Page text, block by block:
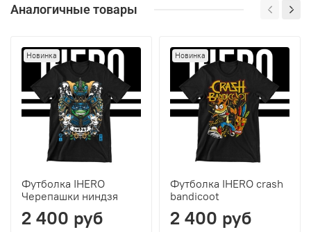
Аналогичные товары
Новинка
Футболка IHERO
Черепашки ниндзя
2 400 руб
Новинка
Футболка IHERO crash
bandicoot
2 400 руб